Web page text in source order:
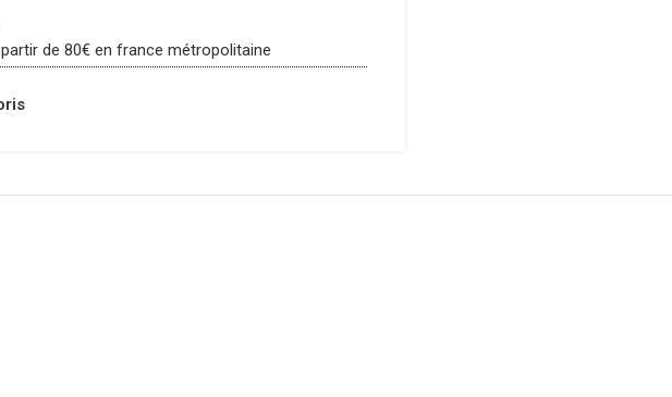
de 80€ en france métropolitaine